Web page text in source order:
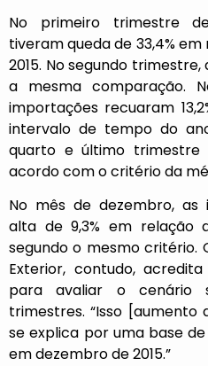
No primeiro trimestre
tiveram queda de 33,4%
2015. No segundo
a mesma comparação.
importações recuaram
intervalo de tempo do
quarto e último trimestre
acordo com o critério da
No mês de dezembro, as
alta de 9,3% em relação
segundo o mesmo critério.
Exterior, contudo,
para avaliar o cenário
trimestres. “Isso [aumento
se explica por uma base
em dezembro de 2015.”